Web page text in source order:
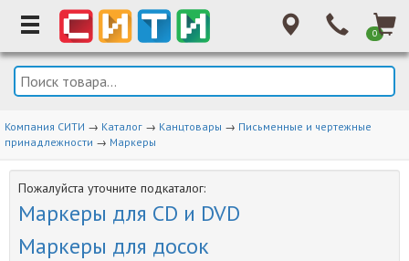
0
Компания СИТИ → Каталог → Канцтовары → Письменные и чертежные
принадлежности → Маркеры
Пожалуйста уточните подкаталог:
Маркеры для CD и DVD
Маркеры для досок